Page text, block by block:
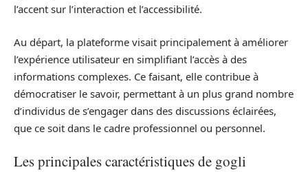
l’accent sur l’interaction et l’accessibilité.
Au départ, la plateforme visait principalement à améliorer
l’expérience utilisateur en simplifiant l’accès à des
informations complexes. Ce faisant, elle contribue à
démocratiser le savoir, permettant à un plus grand nombre
d’individus de s’engager dans des discussions éclairées,
que ce soit dans le cadre professionnel ou personnel.
Les principales caractéristiques de gogli